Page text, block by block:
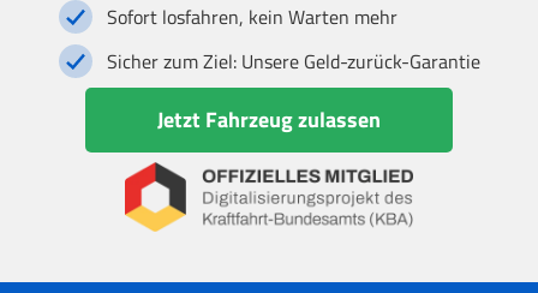
Sofort losfahren, kein Warten mehr
Sicher zum Ziel: Unsere Geld-zurück-Garantie
Jetzt Fahrzeug zulassen